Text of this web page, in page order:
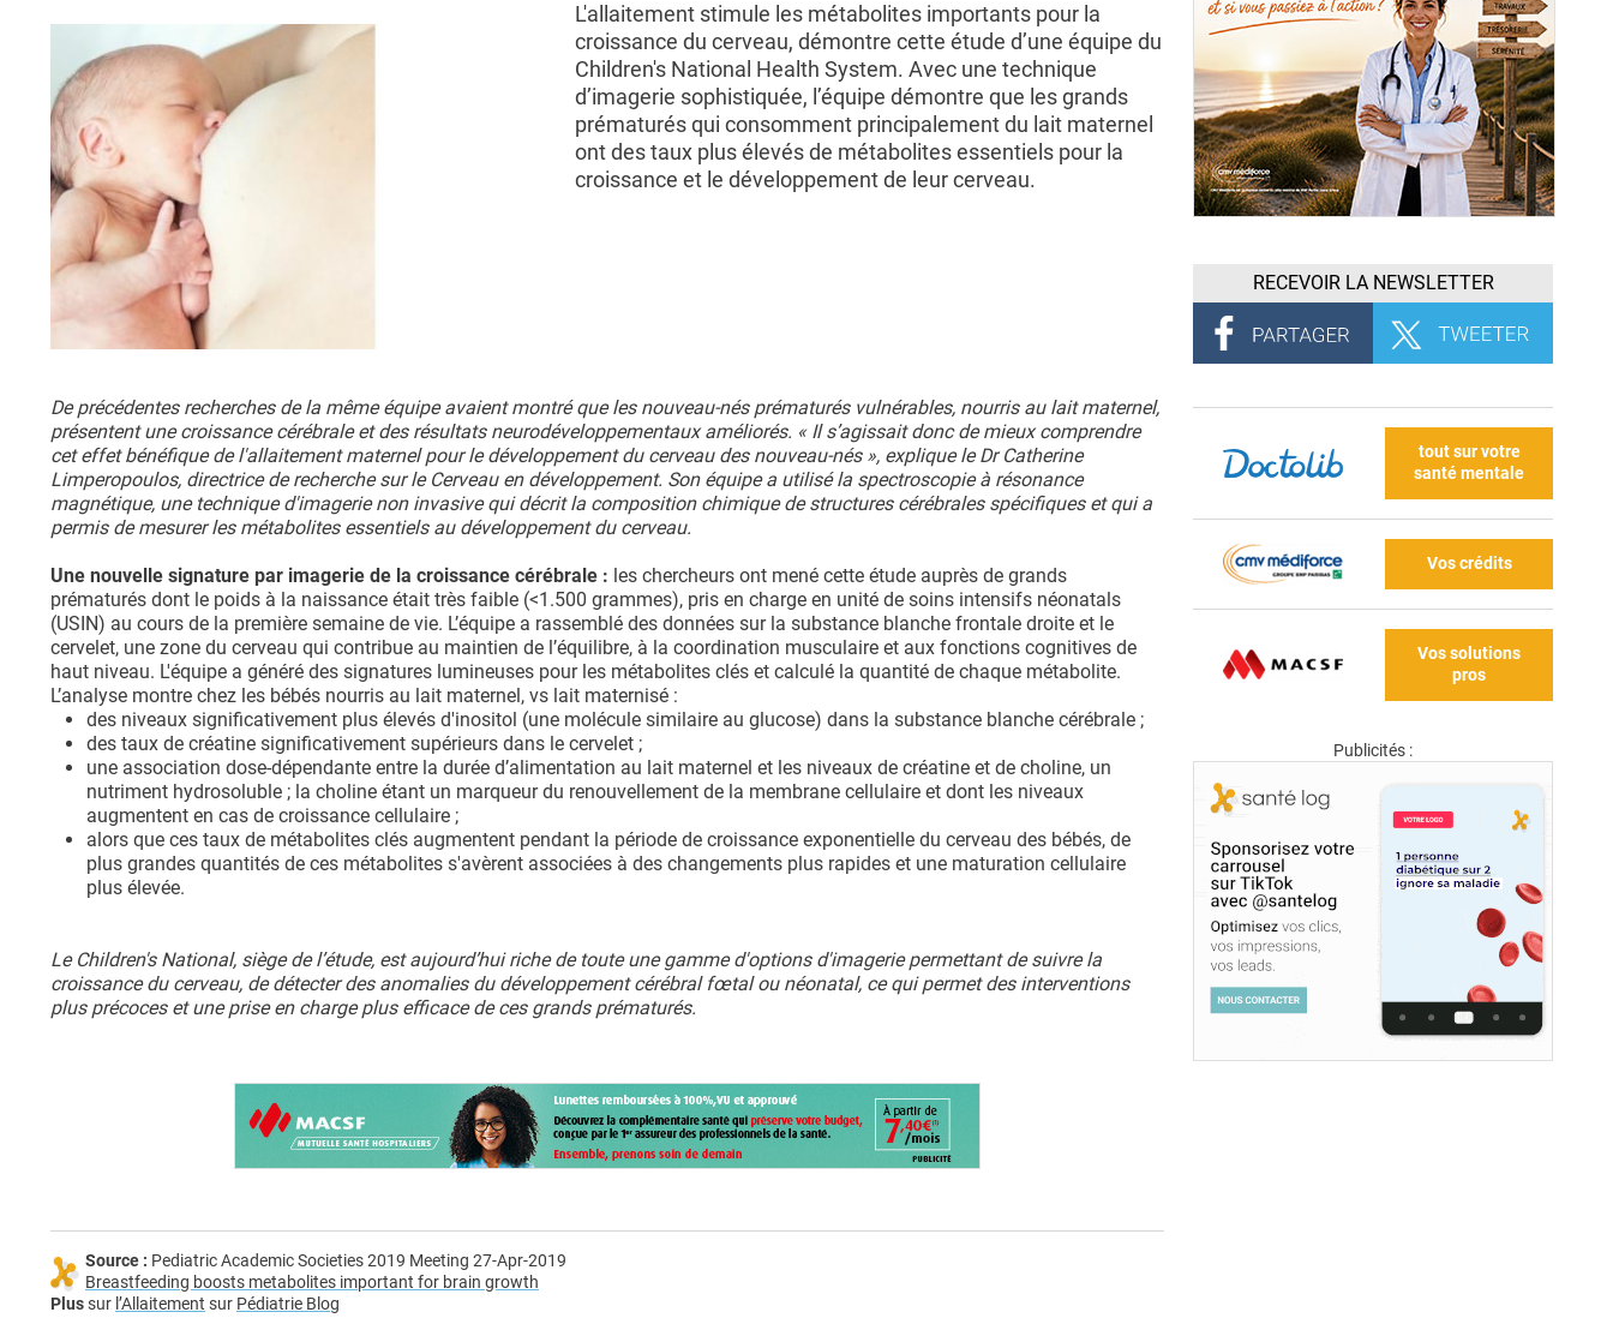
L'allaitement stimule les métabolites importants pour la
croissance du cerveau, démontre cette étude d’une équipe du
Children's National Health System. Avec une technique
d’imagerie sophistiquée, l’équipe démontre que les grands
prématurés qui consomment principalement du lait maternel
ont des taux plus élevés de métabolites essentiels pour la
croissance et le développement de leur cerveau.
De précédentes recherches de la même équipe avaient montré que les nouveau-nés prématurés vulnérables, nourris au lait maternel,
présentent une croissance cérébrale et des résultats neurodéveloppementaux améliorés. « Il s’agissait donc de mieux comprendre
cet effet bénéfique de l'allaitement maternel pour le développement du cerveau des nouveau-nés », explique le Dr Catherine
Limperopoulos, directrice de recherche sur le Cerveau en développement. Son équipe a utilisé la spectroscopie à résonance
magnétique, une technique d'imagerie non invasive qui décrit la composition chimique de structures cérébrales spécifiques et qui a
permis de mesurer les métabolites essentiels au développement du cerveau.
Une nouvelle signature par imagerie de la croissance cérébrale : les chercheurs ont mené cette étude auprès de grands
prématurés dont le poids à la naissance était très faible (<1.500 grammes), pris en charge en unité de soins intensifs néonatals
(USIN) au cours de la première semaine de vie. L’équipe a rassemblé des données sur la substance blanche frontale droite et le
cervelet, une zone du cerveau qui contribue au maintien de l’équilibre, à la coordination musculaire et aux fonctions cognitives de
haut niveau. L'équipe a généré des signatures lumineuses pour les métabolites clés et calculé la quantité de chaque métabolite.
L’analyse montre chez les bébés nourris au lait maternel, vs lait maternisé :
des niveaux significativement plus élevés d'inositol (une molécule similaire au glucose) dans la substance blanche cérébrale ;
des taux de créatine significativement supérieurs dans le cervelet ;
une association dose-dépendante entre la durée d’alimentation au lait maternel et les niveaux de créatine et de choline, un
nutriment hydrosoluble ; la choline étant un marqueur du renouvellement de la membrane cellulaire et dont les niveaux
augmentent en cas de croissance cellulaire ;
alors que ces taux de métabolites clés augmentent pendant la période de croissance exponentielle du cerveau des bébés, de
plus grandes quantités de ces métabolites s'avèrent associées à des changements plus rapides et une maturation cellulaire
plus élevée.
Le Children's National, siège de l’étude, est aujourd’hui riche de toute une gamme d'options d'imagerie permettant de suivre la
croissance du cerveau, de détecter des anomalies du développement cérébral fœtal ou néonatal, ce qui permet des interventions
plus précoces et une prise en charge plus efficace de ces grands prématurés.
Source : Pediatric Academic Societies 2019 Meeting 27-Apr-2019
Breastfeeding boosts metabolites important for brain growth
Plussur l’Allaitement sur Pédiatrie Blog
RECEVOIR LA NEWSLETTER
tout sur votre
santé mentale
Vos crédits
Vos solutions
pros
Publicités :